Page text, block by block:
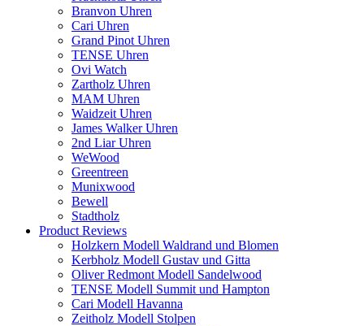
Branvon Uhren
Cari Uhren
Grand Pinot Uhren
TENSE Uhren
Ovi Watch
Zartholz Uhren
MAM Uhren
Waidzeit Uhren
James Walker Uhren
2nd Liar Uhren
WeWood
Greentreen
Munixwood
Bewell
Stadtholz
Product Reviews
Holzkern Modell Waldrand und Blomen
Kerbholz Modell Gustav und Gitta
Oliver Redmont Modell Sandelwood
TENSE Modell Summit und Hampton
Cari Modell Havanna
Zeitholz Modell Stolpen